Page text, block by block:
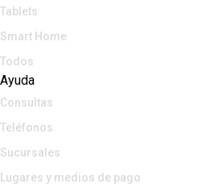
Tablets
Smart Home
Todos
Ayuda
Consultas
Teléfonos
Sucursales
Lugares y medios de pago